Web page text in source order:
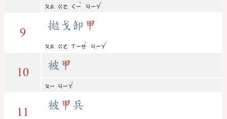
ㄆㄠ ㄍㄜ ㄑㄧ
ˋ
ㄐㄧㄚ
ˇ
9
拋戈卸 甲
ㄆㄠ ㄍㄜ ㄒㄧㄝ
ˋ
ㄐㄧㄚ
ˇ
10
被 甲
ㄆㄧ ㄐㄧㄚ
ˇ
11
被 甲 兵